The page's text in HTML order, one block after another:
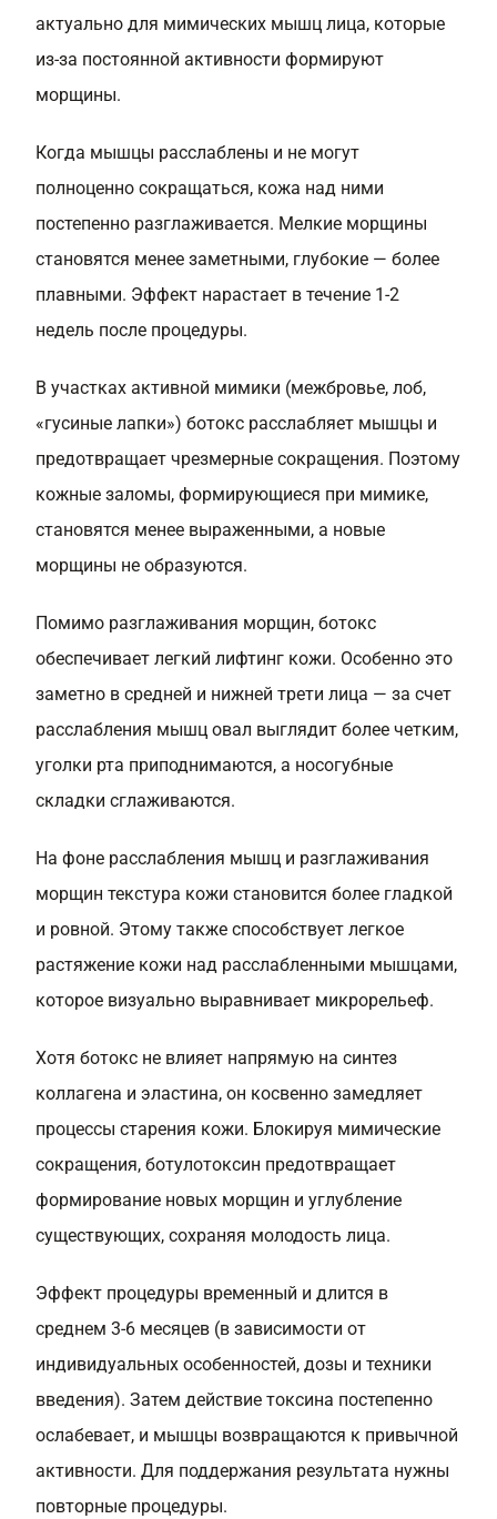
актуально для мимических мышц лица, которые
из-за постоянной активности формируют
морщины.
Когда мышцы расслаблены и не могут
полноценно сокращаться, кожа над ними
постепенно разглаживается. Мелкие морщины
становятся менее заметными, глубокие — более
плавными. Эффект нарастает в течение 1-2
недель после процедуры.
В участках активной мимики (межбровье, лоб,
«гусиные лапки») ботокс расслабляет мышцы и
предотвращает чрезмерные сокращения. Поэтому
кожные заломы, формирующиеся при мимике,
становятся менее выраженными, а новые
морщины не образуются.
Помимо разглаживания морщин, ботокс
обеспечивает легкий лифтинг кожи. Особенно это
заметно в средней и нижней трети лица — за счет
расслабления мышц овал выглядит более четким,
уголки рта приподнимаются, а носогубные
складки сглаживаются.
На фоне расслабления мышц и разглаживания
морщин текстура кожи становится более гладкой
и ровной. Этому также способствует легкое
растяжение кожи над расслабленными мышцами,
которое визуально выравнивает микрорельеф.
Хотя ботокс не влияет напрямую на синтез
коллагена и эластина, он косвенно замедляет
процессы старения кожи. Блокируя мимические
сокращения, ботулотоксин предотвращает
формирование новых морщин и углубление
существующих, сохраняя молодость лица.
Эффект процедуры временный и длится в
среднем 3-6 месяцев (в зависимости от
индивидуальных особенностей, дозы и техники
введения). Затем действие токсина постепенно
ослабевает, и мышцы возвращаются к привычной
активности. Для поддержания результата нужны
повторные процедуры.